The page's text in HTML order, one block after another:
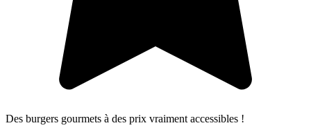
Des burgers gourmets à des prix vraiment accessibles !